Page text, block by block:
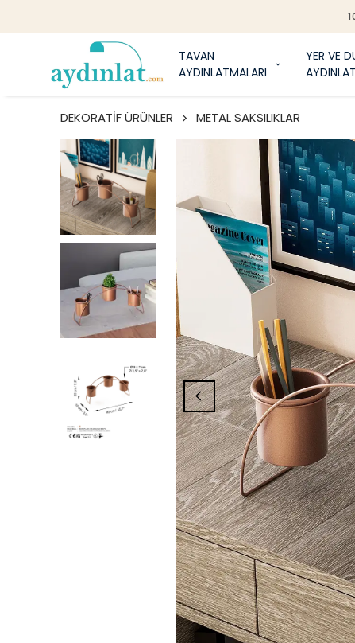
TAVAN
AYDINLATMALARI
YER VE
DEKORATİF ÜRÜNLER METAL SAKSILIKLAR